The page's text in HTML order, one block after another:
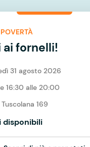
fornelli!
31 agosto 2026
16:30 alle 20:00
169
disponibili